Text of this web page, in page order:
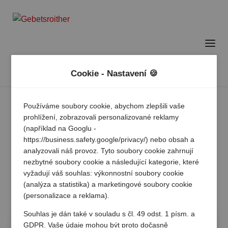
Cookie - Nastavení 🍪
Používáme soubory cookie, abychom zlepšili vaše
prohlížení, zobrazovali personalizované reklamy
(například na Googlu -
https://business.safety.google/privacy/) nebo obsah a
analyzovali náš provoz. Tyto soubory cookie zahrnují
nezbytné soubory cookie a následující kategorie, které
vyžadují váš souhlas: výkonnostní soubory cookie
(analýza a statistika) a marketingové soubory cookie
(personalizace a reklama).
Souhlas je dán také v souladu s čl. 49 odst. 1 písm. a
GDPR. Vaše údaje mohou být proto dočasně